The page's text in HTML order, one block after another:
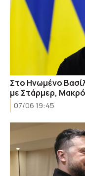
Στο Ηνωμένο
με Στάρμερ,
07/06 19:45